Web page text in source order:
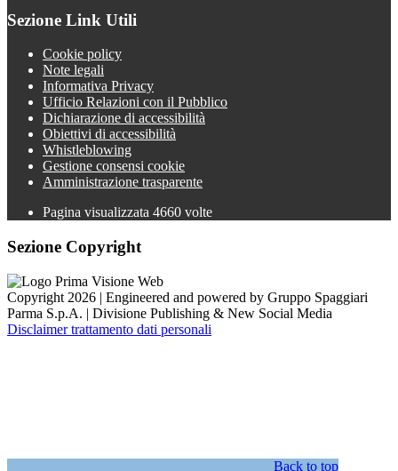
Sezione Link Utili
Cookie policy
Note legali
Informativa Privacy
Ufficio Relazioni con il Pubblico
Dichiarazione di accessibilità
Obiettivi di accessibilità
Whistleblowing
Gestione consensi cookie
Amministrazione trasparente
Pagina visualizzata 4660 volte
Sezione Copyright
Copyright 2026 | Engineered and powered by Gruppo Spaggiari
Parma S.p.A. | Divisione Publishing & New Social Media
Disclaimer trattamento dati personali
Back to top